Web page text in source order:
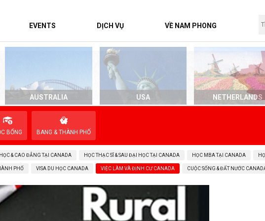
EVENTS DỊCH VỤ VỀ NAM PHONG
AUSTRALIA USA NETHERLANDS
BỔNG BANG & THÀNH PHỐ
& CAO ĐẲNG TẠI CANADA HỌC THẠC SĨ & SAU ĐẠI HỌC TẠI CANADA HỌC MBA TẠI CANADA
PHỐ VISA DU HỌC CANADA VIỆC LÀM VÀ ĐỊNH CƯ CANADA CUỘC SỐNG & ĐẤT NƯỚC